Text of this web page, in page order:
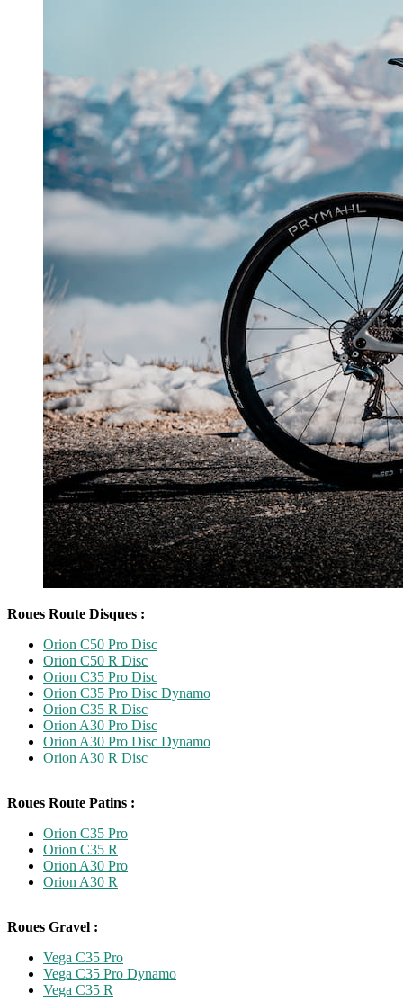
Roues Route Disques :
Orion C50 Pro Disc
Orion C50 R Disc
Orion C35 Pro Disc
Orion C35 Pro Disc Dynamo
Orion C35 R Disc
Orion A30 Pro Disc
Orion A30 Pro Disc Dynamo
Orion A30 R Disc
Roues Route Patins :
Orion C35 Pro
Orion C35 R
Orion A30 Pro
Orion A30 R
Roues Gravel :
Vega C35 Pro
Vega C35 Pro Dynamo
Vega C35 R